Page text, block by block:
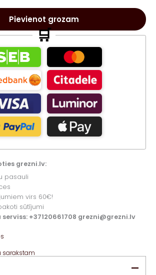
Pievienot grozam
🛒
grezni.lv:
pasauli
virs 60€!
sūtījumi
+37120661708 grezni@grezni.lv
sarakstam